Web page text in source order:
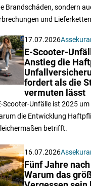
Brandschäden, sondern
und
17.07.2026
E-Scooter-
Anstieg die
fordert als die
vermuten lässt
Scooter-Unfälle ist 2025
die Entwicklung
betrifft.
16.07.2026
Fünf Jahre
Warum das